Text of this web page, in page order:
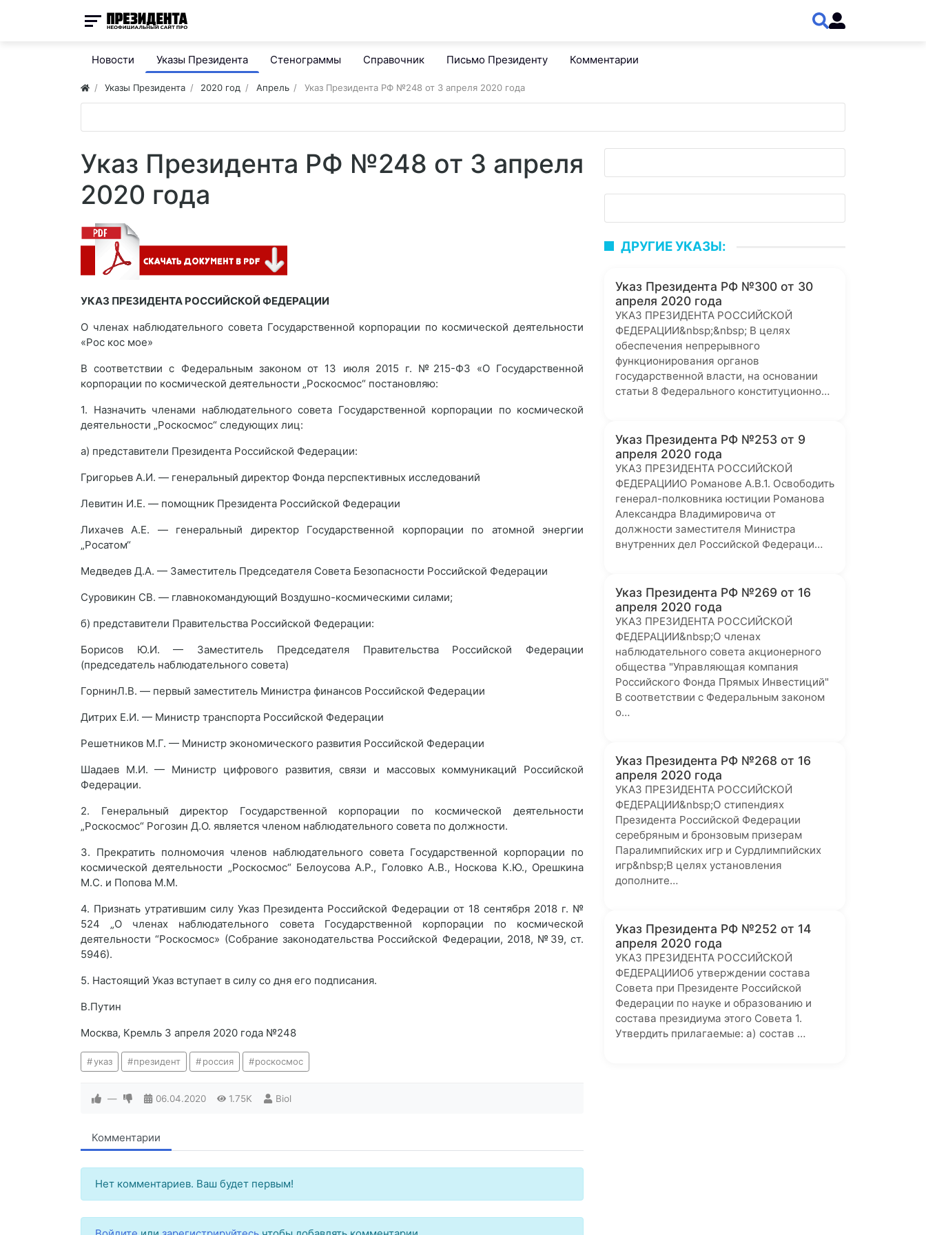
Новости Указы Президента Стенограммы Справочник Письмо Президенту Комментарии
Указы Президента 2020 год Апрель Указ Президента РФ №248 от 3 апреля 2020 года
Указ Президента РФ №248 от 3 апреля
2020 года
УКАЗ ПРЕЗИДЕНТА РОССИЙСКОЙ ФЕДЕРАЦИИ
О членах наблюдательного совета Государственной корпорации по космической деятельности
«Рос кос мое»
В соответствии с Федеральным законом от 13 июля 2015 г. №215-ФЗ «О Государственной
корпорации по космической деятельности „Роскосмос“ постановляю:
1. Назначить членами наблюдательного совета Государственной корпорации по космической
деятельности „Роскосмос“ следующих лиц:
а) представители Президента Российской Федерации:
Григорьев А.И. — генеральный директор Фонда перспективных исследований
Левитин И.Е. — помощник Президента Российской Федерации
Лихачев А.Е. — генеральный директор Государственной корпорации по атомной энергии
„Росатом“
Медведев Д.А. — Заместитель Председателя Совета Безопасности Российской Федерации
Суровикин СВ. — главнокомандующий Воздушно-космическими силами;
б) представители Правительства Российской Федерации:
Борисов Ю.И. — Заместитель Председателя Правительства Российской Федерации
(председатель наблюдательного совета)
ГорнинЛ.В. — первый заместитель Министра финансов Российской Федерации
Дитрих Е.И. — Министр транспорта Российской Федерации
Решетников М.Г. — Министр экономического развития Российской Федерации
Шадаев М.И. — Министр цифрового развития, связи и массовых коммуникаций Российской
Федерации.
2. Генеральный директор Государственной корпорации по космической деятельности
„Роскосмос“ Рогозин Д.О. является членом наблюдательного совета по должности.
3. Прекратить полномочия членов наблюдательного совета Государственной корпорации по
космической деятельности „Роскосмос“ Белоусова А.Р., Головко А.В., Носкова К.Ю., Орешкина
М.С. и Попова М.М.
4. Признать утратившим силу Указ Президента Российской Федерации от 18 сентября 2018 г. №
524 „О членах наблюдательного совета Государственной корпорации по космической
деятельности “Роскосмос» (Собрание законодательства Российской Федерации, 2018, №39, ст.
5946).
5. Настоящий Указ вступает в силу со дня его подписания.
В.Путин
Москва, Кремль 3 апреля 2020 года №248
указ президент россия роскосмос
— 06.04.2020 1.75K Biol
Комментарии
Нет комментариев. Ваш будет первым!
ДРУГИЕ УКАЗЫ:
Указ Президента РФ №300 от 30
апреля 2020 года
УКАЗ ПРЕЗИДЕНТА РОССИЙСКОЙ
ФЕДЕРАЦИИ&nbsp;&nbsp; В целях
обеспечения непрерывного
функционирования органов
государственной власти, на основании
статьи 8 Федерального конституционно…
Указ Президента РФ №253 от 9
апреля 2020 года
УКАЗ ПРЕЗИДЕНТА РОССИЙСКОЙ
ФЕДЕРАЦИИО Романове А.В.1. Освободить
генерал-полковника юстиции Романова
Александра Владимировича от
должности заместителя Министра
внутренних дел Российской Федераци…
Указ Президента РФ №269 от 16
апреля 2020 года
УКАЗ ПРЕЗИДЕНТА РОССИЙСКОЙ
ФЕДЕРАЦИИ&nbsp;О членах
наблюдательного совета акционерного
общества "Управляющая компания
Российского Фонда Прямых Инвестиций"
В соответствии с Федеральным законом
о…
Указ Президента РФ №268 от 16
апреля 2020 года
УКАЗ ПРЕЗИДЕНТА РОССИЙСКОЙ
ФЕДЕРАЦИИ&nbsp;О стипендиях
Президента Российской Федерации
серебряным и бронзовым призерам
Паралимпийских игр и Сурдлимпийских
игр&nbsp;В целях установления
дополните…
Указ Президента РФ №252 от 14
апреля 2020 года
УКАЗ ПРЕЗИДЕНТА РОССИЙСКОЙ
ФЕДЕРАЦИИОб утверждении состава
Совета при Президенте Российской
Федерации по науке и образованию и
состава президиума этого Совета 1.
Утвердить прилагаемые: а) состав …